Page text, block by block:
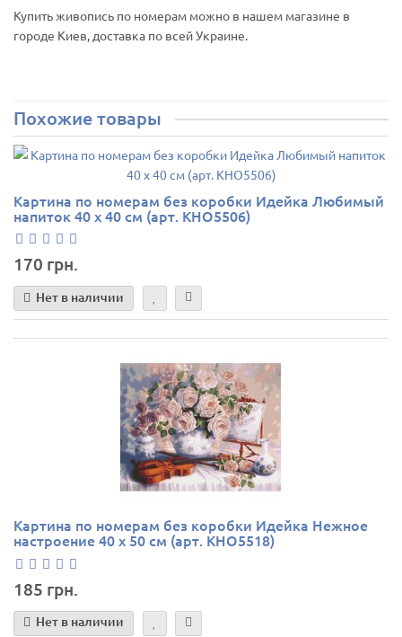
Купить живопись по номерам можно в нашем магазине в
городе Киев, доставка по всей Украине.
Похожие товары
Картина по номерам без коробки Идейка Любимый
напиток 40 х 40 см (арт. KHO5506)
170 грн.
Нет в наличии
Картина по номерам без коробки Идейка Нежное
настроение 40 х 50 см (арт. KHO5518)
185 грн.
Нет в наличии